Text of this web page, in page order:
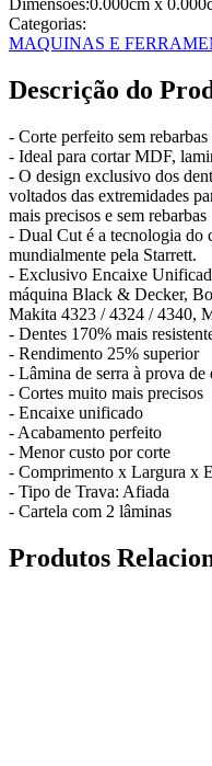
Categorias:
MAQUINAS E
Descrição do
- Corte perfeito sem rebarbas
- Ideal para cortar MDF,
- O design exclusivo dos
voltados das extremidades
mais precisos e sem rebarbas
- Dual Cut é a tecnologia do
mundialmente pela Starrett.
- Exclusivo Encaixe
máquina Black & Decker,
Makita 4323 / 4324 / 4340,
- Dentes 170% mais
- Rendimento 25% superior
- Lâmina de serra à prova de
- Cortes muito mais precisos
- Encaixe unificado
- Acabamento perfeito
- Menor custo por corte
- Comprimento x Largura x
- Tipo de Trava: Afiada
- Cartela com 2 lâminas
Produtos